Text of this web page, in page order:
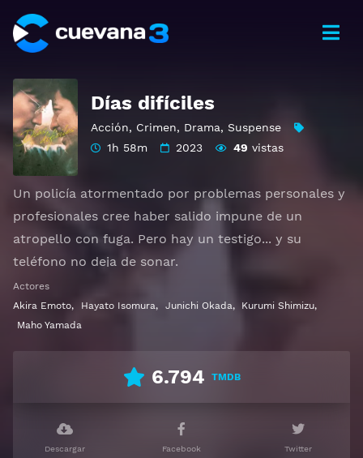
Días difíciles
Acción, Crimen, Drama, Suspense
1h 58m
2023 49 vistas
Un policía atormentado por problemas personales y
profesionales cree haber salido impune de un
atropello con fuga. Pero hay un testigo... y su
teléfono no deja de sonar.
español latino, subtitulado, castellano
Actores
Akira Emoto, Hayato Isomura, Junichi Okada, Kurumi Shimizu,
Maho Yamada
6.794 TMDB
Descargar Facebook Twitter